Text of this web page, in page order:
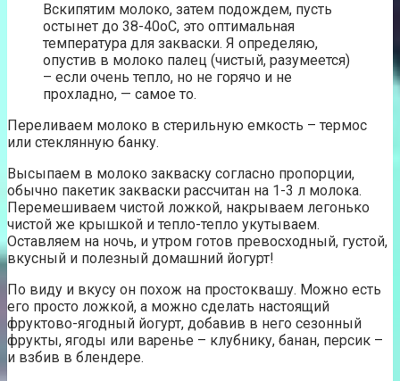
Вскипятим молоко, затем подождем, пусть
остынет до 38-40оС, это оптимальная
температура для закваски. Я определяю,
опустив в молоко палец (чистый, разумеется)
– если очень тепло, но не горячо и не
прохладно, — самое то.
Переливаем молоко в стерильную емкость – термос
или стеклянную банку.
Высыпаем в молоко закваску согласно пропорции,
обычно пакетик закваски рассчитан на 1-3 л молока.
Перемешиваем чистой ложкой, накрываем легонько
чистой же крышкой и тепло-тепло укутываем.
Оставляем на ночь, и утром готов превосходный, густой,
вкусный и полезный домашний йогурт!
По виду и вкусу он похож на простоквашу. Можно есть
его просто ложкой, а можно сделать настоящий
фруктово-ягодный йогурт, добавив в него сезонный
фрукты, ягоды или варенье – клубнику, банан, персик –
и взбив в блендере.